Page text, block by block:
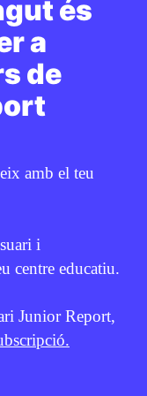
és
a
de
amb el teu
i
centre educatiu.
Junior Report,
(16)